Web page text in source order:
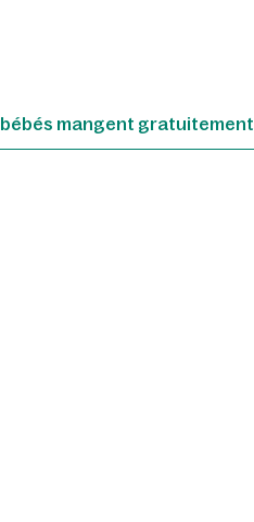
mangent gratuitement